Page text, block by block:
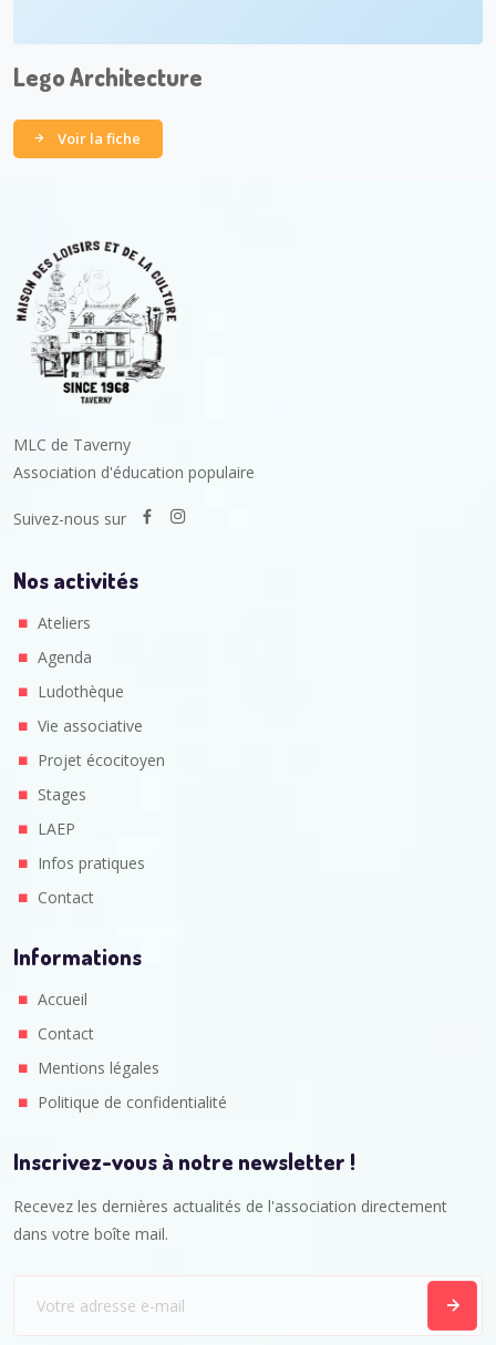
Lego Architecture
Voir la fiche
MLC de Taverny
Association d'éducation populaire
Suivez-nous sur
Nos activités
Ateliers
Agenda
Ludothèque
Vie associative
Projet écocitoyen
Stages
LAEP
Infos pratiques
Contact
Informations
Accueil
Contact
Mentions légales
Politique de confidentialité
Inscrivez-vous à notre newsletter !
Recevez les dernières actualités de l'association directement
dans votre boîte mail.